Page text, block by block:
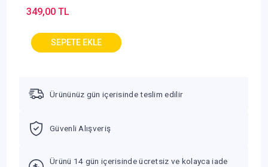
349,00 TL
Ürününüz gün içerisinde teslim edilir
Güvenli Alışveriş
Ürünü 14 gün içerisinde ücretsiz ve kolayca iade